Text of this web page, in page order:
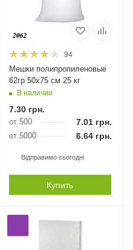
94
Мешки полипропиленовые
62гр 50х75 см 25 кг
В наличии
7.30грн.
от 500 7.01 грн.
от 5000 6.64 грн.
Відправимо сьогодні
Купить